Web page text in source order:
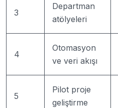
3
Departman
atölyeleri
4
Otomasyon
ve veri akışı
5
Pilot proje
geliştirme